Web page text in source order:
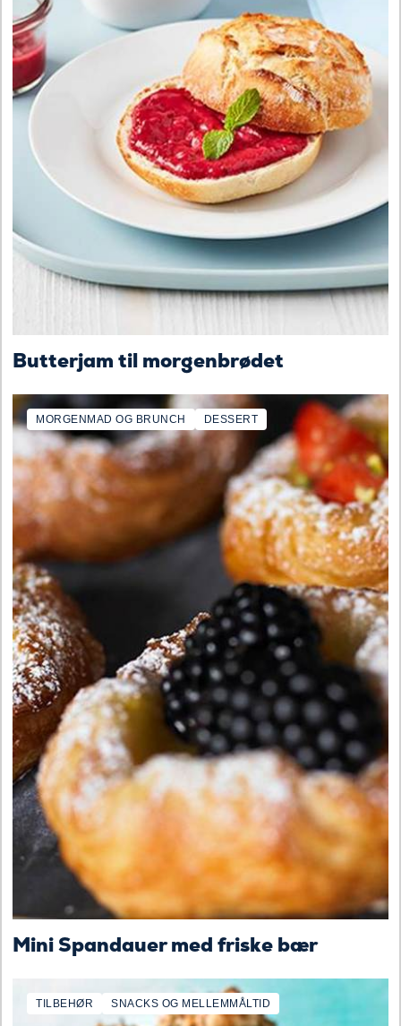
Butterjam til morgenbrødet
MORGENMAD OG BRUNCH DESSERT
Mini Spandauer med friske bær
TILBEHØR SNACKS OG MELLEMMÅLTID